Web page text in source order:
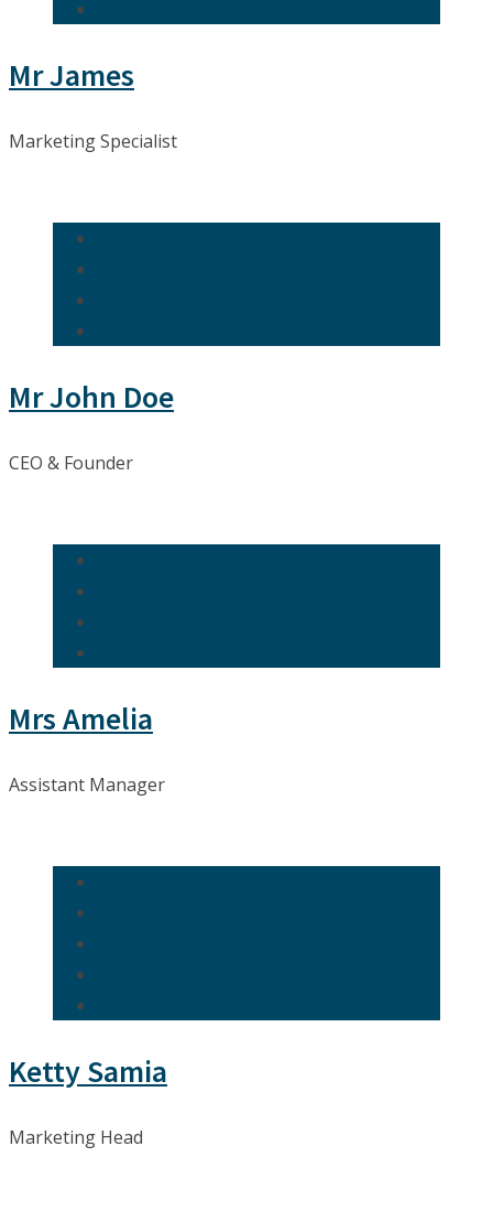
Mr James
Marketing Specialist
Mr John Doe
CEO & Founder
Mrs Amelia
Assistant Manager
Ketty Samia
Marketing Head